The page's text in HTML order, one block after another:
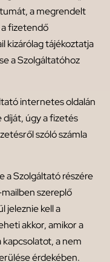
a megrendelt
fizetendő
kizárólag tájékoztatja
a Szolgáltatóhoz
internetes oldalán
úgy a fizetés
szóló számla
a Szolgáltató részére
szereplő
jeleznie kell a
akkor, amikor a
a nem
érdekében.